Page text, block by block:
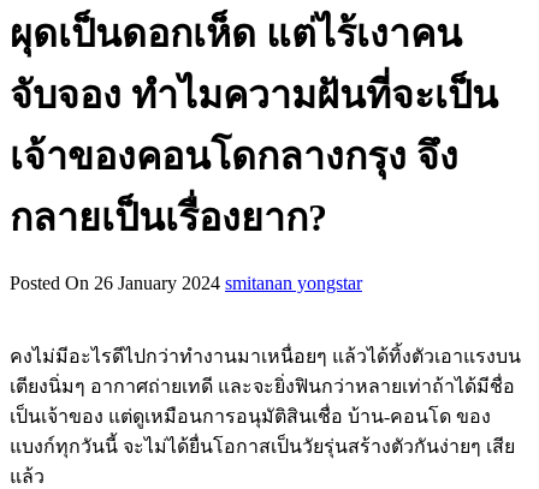
ผุดเป็นดอกเห็ด แต่ไร้เงาคน
จับจอง ทำไมความฝันที่จะเป็น
เจ้าของคอนโดกลางกรุง จึง
กลายเป็นเรื่องยาก?
Posted On 26 January 2024 smitanan yongstar
คงไม่มีอะไรดีไปกว่าทำงานมาเหนื่อยๆ แล้วได้ทิ้งตัวเอาแรงบน
เตียงนิ่มๆ อากาศถ่ายเทดี และจะยิ่งฟินกว่าหลายเท่าถ้าได้มีชื่อ
เป็นเจ้าของ แต่ดูเหมือนการอนุมัติสินเชื่อ บ้าน-คอนโด ของ
แบงก์ทุกวันนี้ จะไม่ได้ยื่นโอกาสเป็นวัยรุ่นสร้างตัวกันง่ายๆ เสีย
แล้ว